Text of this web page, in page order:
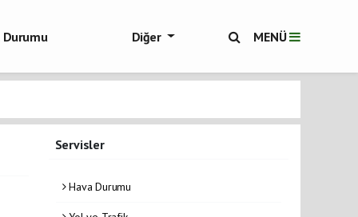
Durumu
Diğer MENÜ
Servisler
Hava Durumu